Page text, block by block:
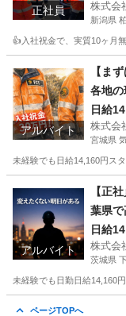
正社員 株式会
新潟県
👍入社祝金で、実質10ヶ月
その他
アルバイト
【ま
各地の
日給
株式会
宮城県
未経験でも日給14,160円ス
そ
アルバイト
【正
葉県
日給
株式会
茨城県
未経験でも日勤日給14,160
ページTOPへ